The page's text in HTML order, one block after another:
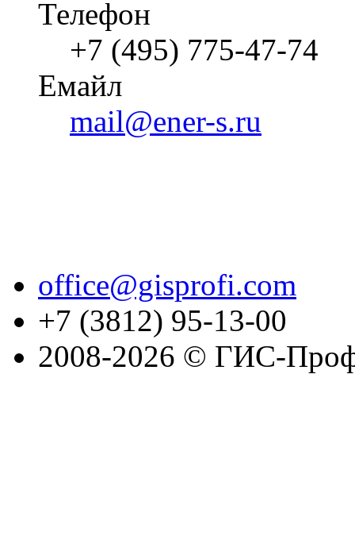
Телефон
+7 (495) 775-47-74
Емайл
mail@ener-s.ru
office@gisprofi.com
+7 (3812) 95-13-00
2008-2026 © ГИС-